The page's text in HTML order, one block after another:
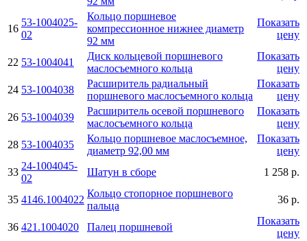
16
53-1004025-
02
Кольцо поршневое
компрессионное нижнее диаметр
92 мм
Показать
цену
22 53-1004041
Диск кольцевой поршневого
маслосъемного кольца
Показать
цену
24 53-1004038
Расширитель радиальный
поршневого маслосъемного кольца
Показать
цену
26 53-1004039
Расширитель осевой поршневого
маслосъемного кольца
Показать
цену
28 53-1004035
Кольцо поршневое маслосъемное,
диаметр 92,00 мм
Показать
цену
33
24-1004045-
02
Шатун в сборе 1 258 р.
35 4146.1004022
Кольцо стопорное поршневого
пальца
36 р.
36 421.1004020 Палец поршневой
Показать
цену